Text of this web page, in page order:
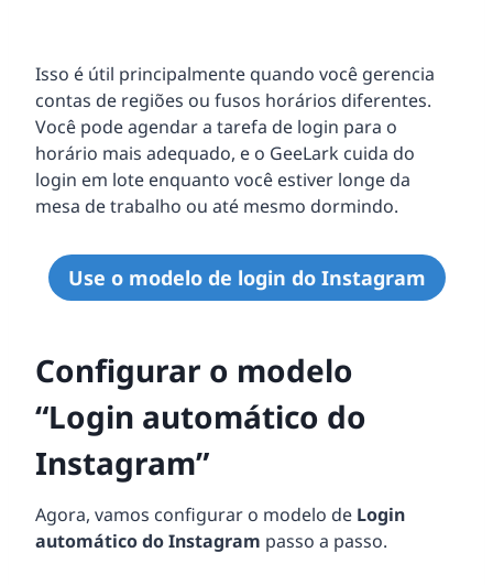
Isso é útil principalmente quando você gerencia
contas de regiões ou fusos horários diferentes.
Você pode agendar a tarefa de login para o
horário mais adequado, e o GeeLark cuida do
login em lote enquanto você estiver longe da
mesa de trabalho ou até mesmo dormindo.
Use o modelo de login do Instagram
Configurar o modelo
“Login automático do
Instagram”
Agora, vamos configurar o modelo de Login
automático do Instagram passo a passo.